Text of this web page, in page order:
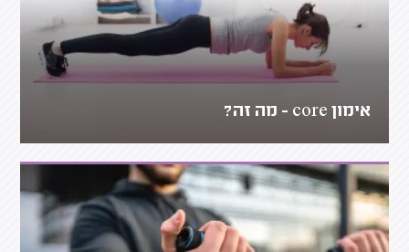
אימון core - מה זה?